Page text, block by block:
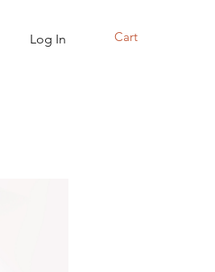
Cart
Log In